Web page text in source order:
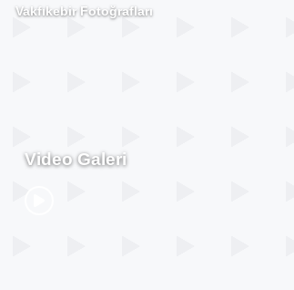
Vakfıkebir Fotoğrafları
Video Galeri